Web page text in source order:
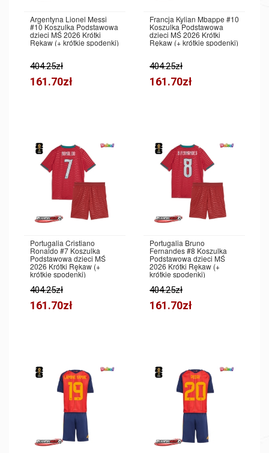
Argentyna Lionel Messi
#10 Koszulka Podstawowa
dzieci MŚ 2026 Krótki
Rękaw (+ krótkie spodenki)
404.25zł
161.70zł
Francja Kylian Mbappe #10
Koszulka Podstawowa
dzieci MŚ 2026 Krótki
Rękaw (+ krótkie spodenki)
404.25zł
161.70zł
Portugalia Cristiano
Ronaldo #7 Koszulka
Podstawowa dzieci MŚ
2026 Krótki Rękaw (+
krótkie spodenki)
404.25zł
161.70zł
Portugalia Bruno
Fernandes #8 Koszulka
Podstawowa dzieci MŚ
2026 Krótki Rękaw (+
krótkie spodenki)
404.25zł
161.70zł